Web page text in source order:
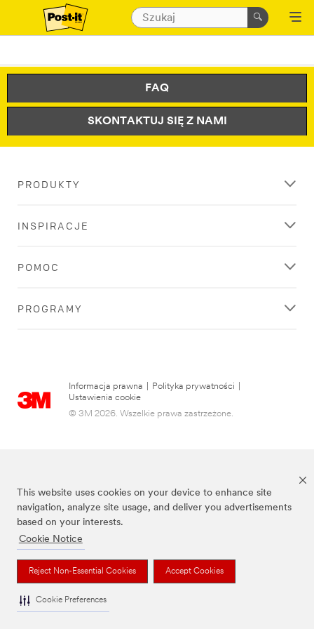
This website uses cookies on your device to enhance site
navigation, analyze site usage, and deliver you advertisements
based on your interests.
Cookie Notice
Reject Non-Essential Cookies Accept Cookies
Cookie Preferences
FAQ
SKONTAKTUJ SIĘ Z NAMI
PRODUKTY
INSPIRACJE
POMOC
PROGRAMY
Informacja prawna Polityka prywatności
Ustawienia cookie
© 3M 2026. Wszelkie prawa zastrzeżone.
3M, Post-it® oraz kolor Canary Yellow™ są znakami towarowymi firmy 3M.